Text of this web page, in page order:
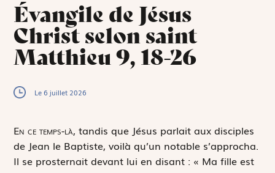
Évangile de Jésus
Christ selon saint
Matthieu 9, 18-26
Le 6 juillet 2026
En ce temps-là, tandis que Jésus parlait aux disciples
de Jean le Baptiste, voilà qu’un notable s’approcha.
Il se prosternait devant lui en disant : « Ma fille est